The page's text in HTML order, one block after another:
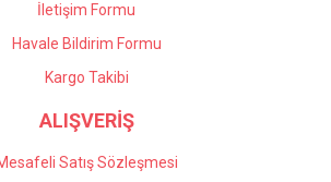
İletişim Formu
Havale Bildirim Formu
Kargo Takibi
ALIŞVERİŞ
Satış Sözleşmesi